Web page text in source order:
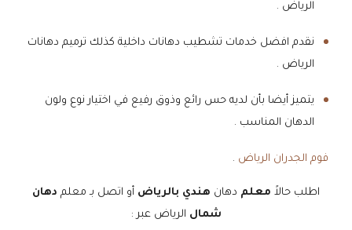
الرياض .
نقدم افضل خدمات تشطيب دهانات داخلية كذلك ترميم دهانات
الرياض .
يتميز أيضا بأن لديه حس رائع وذوق رفيع في اختيار نوع ولون
الدهان المناسب .
فوم الجدران الرياض .
اطلب حالاً معلم دهان هندي بالرياض أو اتصل بـ معلم دهان
شمال الرياض عبر :